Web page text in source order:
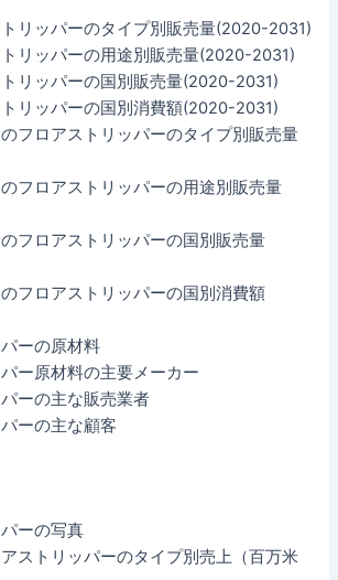
トリッパーのタイプ別販売量(2020-2031)
トリッパーの用途別販売量(2020-2031)
トリッパーの国別販売量(2020-2031)
トリッパーの国別消費額(2020-2031)
フロアストリッパーのタイプ別販売量
フロアストリッパーの用途別販売量
フロアストリッパーの国別販売量
フロアストリッパーの国別消費額
ーの原材料
ー原材料の主要メーカー
ーの主な販売業者
ーの主な顧客
ーの写真
ストリッパーのタイプ別売上（百万米